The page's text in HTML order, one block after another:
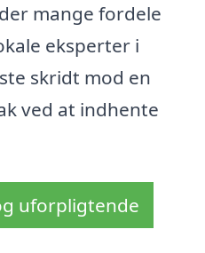
mange fordele
eksperter i
skridt mod en
ved at indhente
uforpligtende